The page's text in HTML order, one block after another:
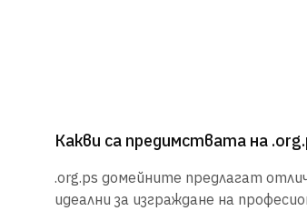
Какви са предимствата на
.org.ps домейните предлагат
идеални за изграждане на